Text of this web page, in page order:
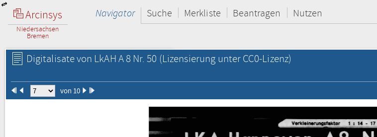
Arcinsys
Niedersachsen
Bremen
Navigator Suche Merkliste Beantragen Nutzen
Digitalisate von LkAH A 8 Nr. 50 (Lizensierung unter CC0-Lizenz)
von 10